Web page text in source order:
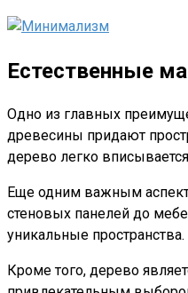
Естественные
Одно из главных
древесины придают
дерево легко
Еще одним важным
стеновых панелей до
уникальные пространства.
Кроме того, дерево